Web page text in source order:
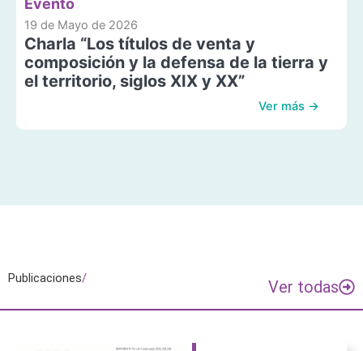
Evento
19 de Mayo de 2026
Charla “Los títulos de venta y
composición y la defensa de la tierra y
el territorio, siglos XIX y XX”
Ver más →
Publicaciones/ Ver todas